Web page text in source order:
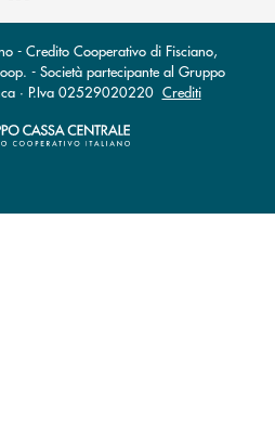
- Credito Cooperativo di Fisciano,
- Società partecipante al Gruppo
· P.Iva 02529020220 Crediti